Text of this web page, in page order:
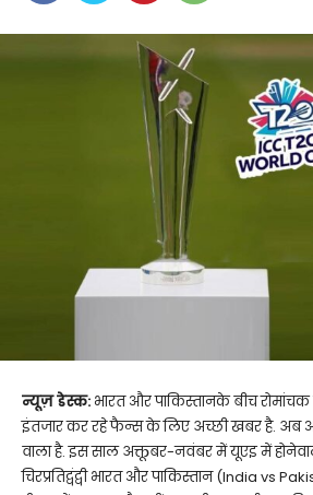
न्यूज़ डेस्क: भारत और पाकिस्तानके बीच
इंतजार कर रहे फैन्स के लिए अच्छी खबर है. अब
वाला है. इस साल अक्तूबर-नवंबर में यूएइ में
चिरप्रतिद्वंद्वी भारत और पाकिस्तान (India vs